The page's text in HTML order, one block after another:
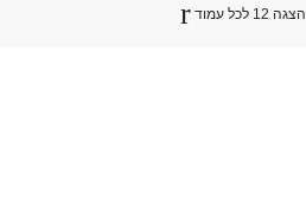
הצגה 12 לכל עמוד